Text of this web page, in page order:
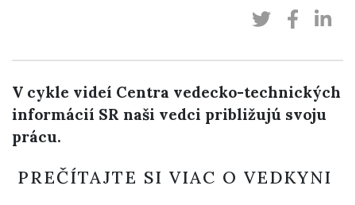
V cykle videí Centra vedecko-technických
informácií SR naši vedci približujú svoju
prácu.
PREČÍTAJTE SI VIAC O VEDKYNI